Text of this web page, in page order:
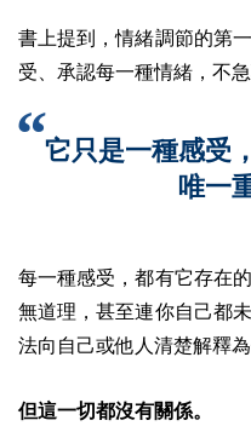
書上提到，情緒調節的第
受、承認每一種情緒，不
它只是一種感受
唯一
每一種感受，都有它存在
無道理，甚至連你自己都
法向自己或他人清楚解釋
但這一切都沒有關係。